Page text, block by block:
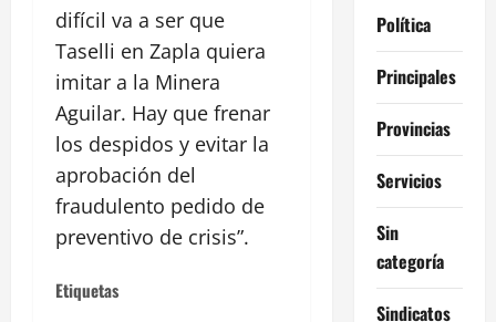
difícil va a ser que
Taselli en Zapla quiera
imitar a la Minera
Aguilar. Hay que frenar
los despidos y evitar la
aprobación del
fraudulento pedido de
preventivo de crisis”.
Etiquetas
Política
Principales
Provincias
Servicios
Sin
categoría
Sindicatos